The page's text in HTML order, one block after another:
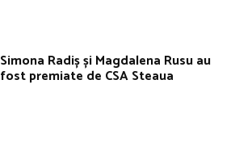
Simona Radiș și Magdalena Rusu au
fost premiate de CSA Steaua